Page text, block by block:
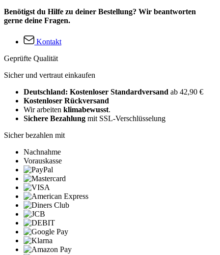
Benötigst du Hilfe zu deiner Bestellung? Wir beantworten
gerne deine Fragen.
Kontakt
Geprüfte Qualität
Sicher und vertraut einkaufen
Deutschland: Kostenloser Standardversand ab 42,90 €
Kostenloser Rückversand
Wir arbeiten klimabewusst.
Sichere Bezahlung mit SSL-Verschlüsselung
Sicher bezahlen mit
Nachnahme
Vorauskasse